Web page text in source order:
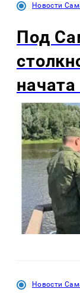
Новости
Под
Новости